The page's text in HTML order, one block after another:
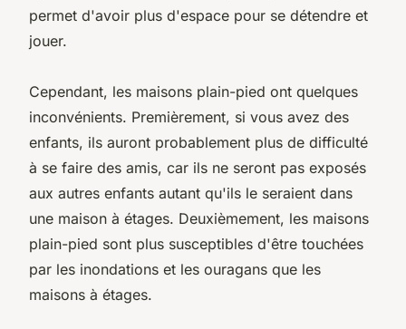
permet d'avoir plus d'espace pour se détendre et
jouer.
Cependant, les maisons plain-pied ont quelques
inconvénients. Premièrement, si vous avez des
enfants, ils auront probablement plus de difficulté
à se faire des amis, car ils ne seront pas exposés
aux autres enfants autant qu'ils le seraient dans
une maison à étages. Deuxièmement, les maisons
plain-pied sont plus susceptibles d'être touchées
par les inondations et les ouragans que les
maisons à étages.